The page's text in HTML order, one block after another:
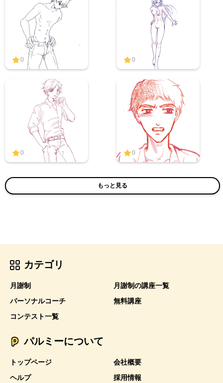
0 0
0 0
もっと見る
カテゴリ
月謝制
月謝制の講座一覧
パーソナルコーチ
無料講座
コンテスト一覧
パルミーについて
トップページ
会社概要
ヘルプ
採用情報